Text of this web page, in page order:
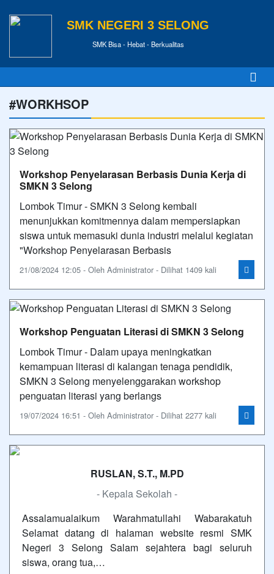
SMK NEGERI 3 SELONG
SMK Bisa - Hebat - Berkualitas
#WORKHSOP
Workshop Penyelarasan Berbasis Dunia Kerja di
SMKN 3 Selong
Lombok Timur - SMKN 3 Selong kembali
menunjukkan komitmennya dalam mempersiapkan
siswa untuk memasuki dunia industri melalui kegiatan
"Workshop Penyelarasan Berbasis
21/08/2024 12:05 - Oleh Administrator - Dilihat 1409 kali
Workshop Penguatan Literasi di SMKN 3 Selong
Lombok Timur - Dalam upaya meningkatkan
kemampuan literasi di kalangan tenaga pendidik,
SMKN 3 Selong menyelenggarakan workshop
penguatan literasi yang berlangs
19/07/2024 16:51 - Oleh Administrator - Dilihat 2277 kali
RUSLAN, S.T., M.PD
- Kepala Sekolah -
Assalamualaikum Warahmatullahi Wabarakatuh
Selamat datang di halaman website resmi SMK
Negeri 3 Selong Salam sejahtera bagi seluruh
siswa, orang tua,…